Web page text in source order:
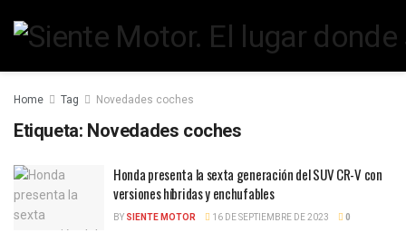
Home Tag Novedades coches
Etiqueta: Novedades coches
Honda presenta la sexta generación del SUV CR-V con
versiones híbridas y enchufables
BY SIENTE MOTOR 16 DE SEPTIEMBRE DE 2023 0